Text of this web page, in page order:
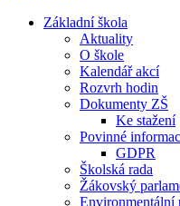
Základní škola
Aktuality
O škole
Kalendář akcí
Rozvrh hodin
Dokumenty ZŠ
Ke stažení
Povinné
GDPR
Školská rada
Žákovský
Environmentální